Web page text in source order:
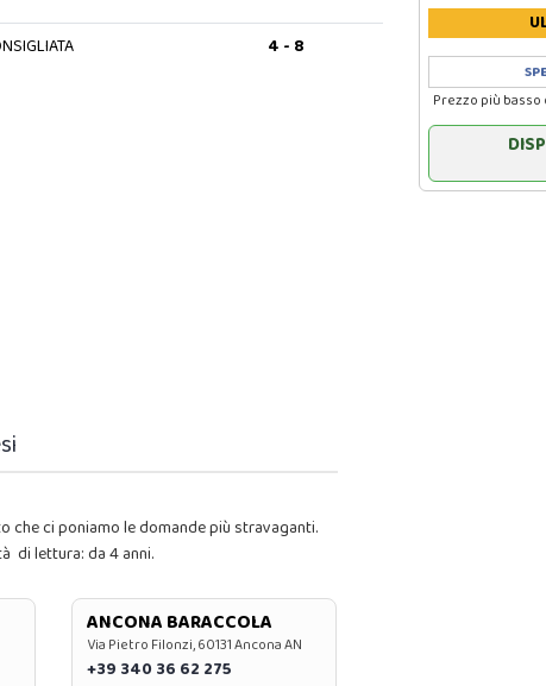
4 - 8
Prezzo più
che ci poniamo le domande più stravaganti.
di lettura: da 4 anni.
ANCONA BARACCOLA
Via Pietro Filonzi, 60131 Ancona AN
+39 340 36 62 275